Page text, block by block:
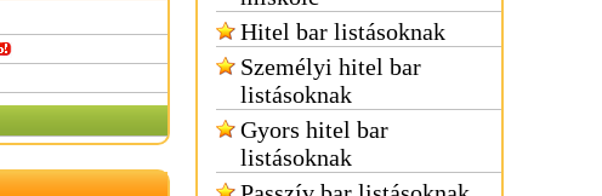
Hitel bar listásoknak
Személyi hitel bar
listásoknak
Gyors hitel bar
listásoknak